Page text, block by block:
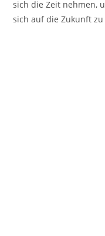
sich die Zeit nehmen,
sich auf die Zukunft